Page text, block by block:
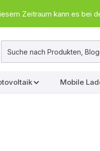
Zeitraum kann es bei
Mobile